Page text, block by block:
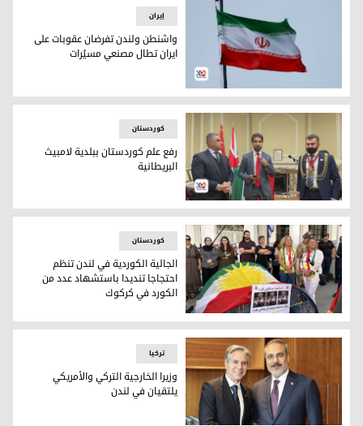
العلم الإيراني
إيران
واشنطن ولندن تفرضان عقوبات على
ايران تطال مصنعي مسيُرات
رفع علم كوردستان ببلدية لامبيث البريطانية
کوردستان
رفع علم كوردستان ببلدية لامبيث
البريطانية
الجالية الكوردية في لندن تنظم احتجاجا تنديدا باستشهاد
کوردستان
الجالية الكوردية في لندن تنظم
احتجاجا تنديدا باستشهاد عدد من
الكورد في كركوك
ترکیا
وزيرا الخارجية التركي والأمريكي
يلتقيان في لندن